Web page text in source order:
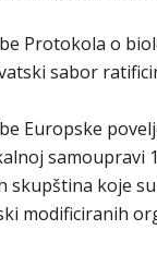
Protokola o
sabor
Europske
samoupravi
skupština koje
modificiranih